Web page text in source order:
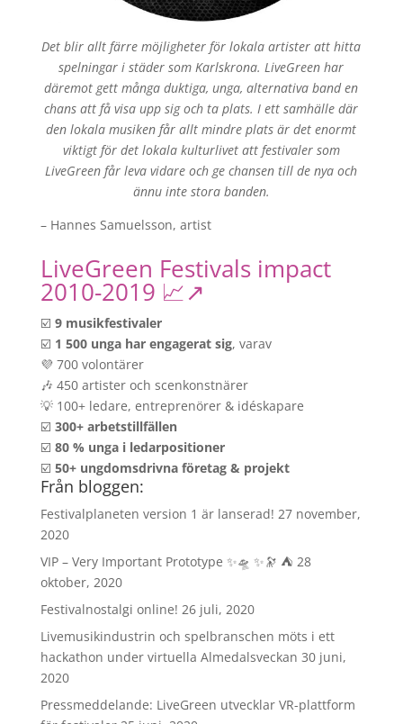
Det blir allt färre möjligheter för lokala artister att hitta
spelningar i städer som Karlskrona. LiveGreen har
däremot gett många duktiga, unga, alternativa band en
chans att få visa upp sig och ta plats. I ett samhälle där
den lokala musiken får allt mindre plats är det enormt
viktigt för det lokala kulturlivet att festivaler som
LiveGreen får leva vidare och ge chansen till de nya och
ännu inte stora banden.
– Hannes Samuelsson, artist
LiveGreen Festivals impact
2010-2019 📈↗️
☑️ 9 musikfestivaler
☑️ 1 500 unga har engagerat sig, varav
💜 700 volontärer
🎶 450 artister och scenkonstnärer
💡 100+ ledare, entreprenörer & idéskapare
☑️ 300+ arbetstillfällen
☑️ 80 % unga i ledarpositioner
☑️ 50+ ungdomsdrivna företag & projekt
Från bloggen:
Festivalplaneten version 1 är lanserad! 27 november,
2020
VIP – Very Important Prototype ✨🛸 ✨🔭 ⛺️ 28
oktober, 2020
Festivalnostalgi online! 26 juli, 2020
Livemusikindustrin och spelbranschen möts i ett
hackathon under virtuella Almedalsveckan 30 juni,
2020
Pressmeddelande: LiveGreen utvecklar VR-plattform